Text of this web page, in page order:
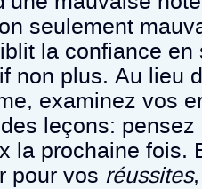
seulement
la confiance en
non plus. Au lieu
examinez vos
leçons:
la prochaine fois.
pour vos réussites